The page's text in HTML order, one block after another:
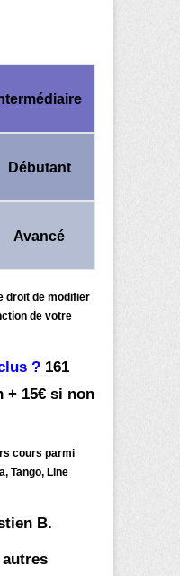
Débutant
Avancé
droit de modifier
de votre
? 161
+ 15€ si non
cours parmi
Tango, Line
B.